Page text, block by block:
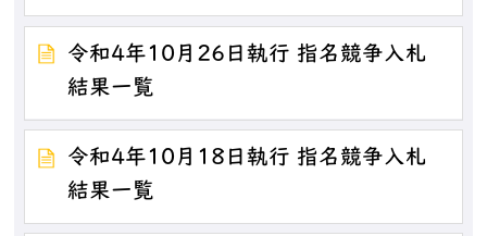
令和4年10月26日執行 指名競争入札
結果一覧
令和4年10月18日執行 指名競争入札
結果一覧